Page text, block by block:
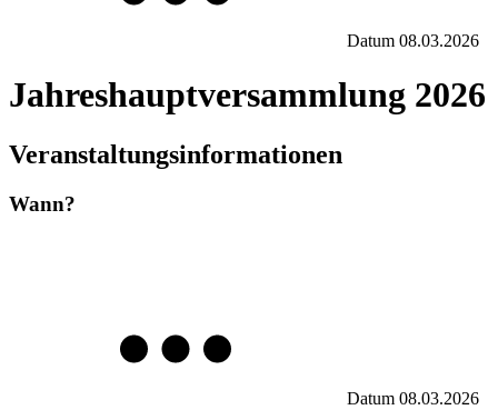
Datum 08.03.2026
Jahreshauptversammlung 2026
Veranstaltungsinformationen
Wann?
Datum 08.03.2026